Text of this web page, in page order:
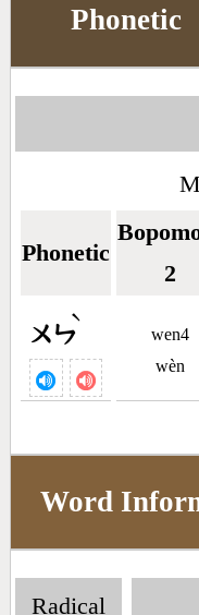
Phonetic
Phonetic
2
ㄨㄣ
ˋ
wen4
wèn
Word
Radical